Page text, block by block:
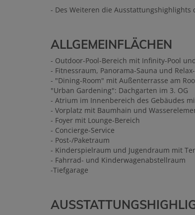
- Des Weiteren die
ALLGEMEINFLÄCHEN
- Outdoor-Pool-Bereich mit Infinity-Pool
- Fitnessraum, Panorama-Sauna und
- "Dining-Room" mit Außenterrasse am
"Urban Gardening": Dachgarten im 3. OG
- Atrium im Innenbereich des Gebäudes
- Vorplatz mit Baumhain und
- Foyer mit Lounge-Bereich
- Concierge-Service
- Post-/Paketraum
- Kinderspielraum und Jugendraum mit
- Fahrrad- und Kinderwagenabstellraum
-Tiefgarage